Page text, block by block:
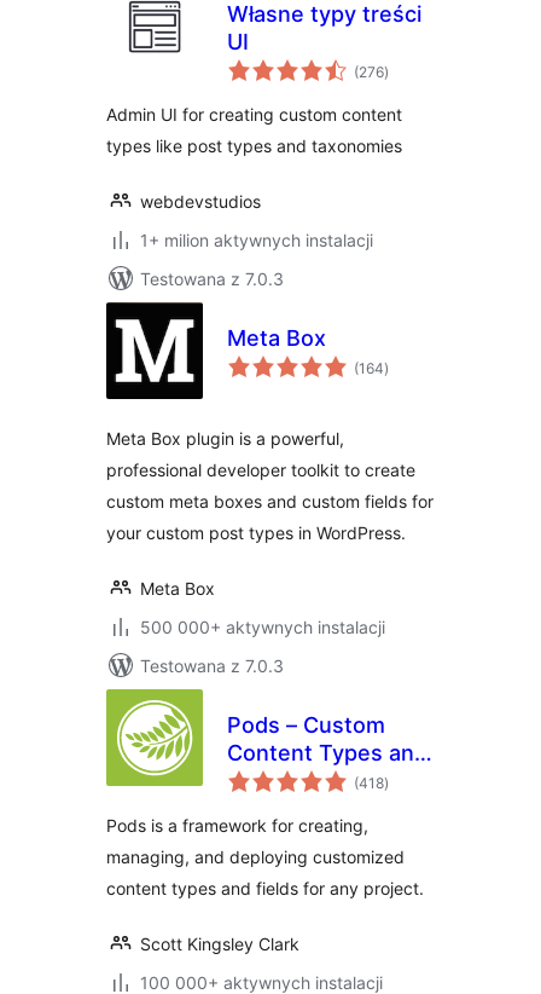
Własne typy treści
UI
(276wszystkich
ocen
)
Admin UI for creating custom content
types like post types and taxonomies
webdevstudios
1+ milion aktywnych instalacji
Testowana z 7.0.3
Meta Box
(164wszystkich
ocen
)
Meta Box plugin is a powerful,
professional developer toolkit to create
custom meta boxes and custom fields for
your custom post types in WordPress.
Meta Box
500 000+ aktywnych instalacji
Testowana z 7.0.3
Pods – Custom
Content Types and
Fields
(418wszystkich
ocen
)
Pods is a framework for creating,
managing, and deploying customized
content types and fields for any project.
Scott Kingsley Clark
100 000+ aktywnych instalacji